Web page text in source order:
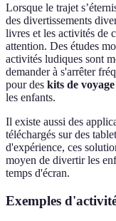
Lorsque le trajet
des divertissements
livres et les activités de
attention. Des études
activités ludiques sont
demander à s'arrêter
pour des kits de voyage
les enfants.
Il existe aussi des
téléchargés sur des
d'expérience, ces
moyen de divertir les
temps d'écran.
Exemples